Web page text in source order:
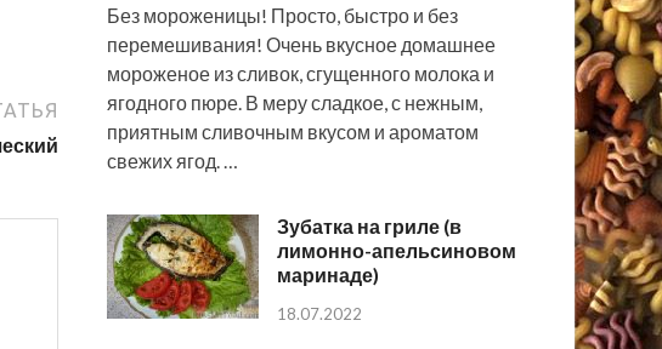
Без мороженицы! Просто, быстро и без
перемешивания! Очень вкусное домашнее
мороженое из сливок, сгущенного молока и
ягодного пюре. В меру сладкое, с нежным,
приятным сливочным вкусом и ароматом
свежих ягод. …
Зубатка на гриле (в
лимонно-апельсиновом
маринаде)
18.07.2022